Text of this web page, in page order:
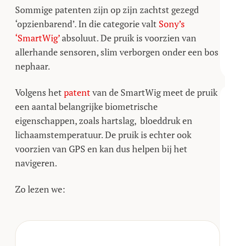
Sommige patenten zijn op zijn zachtst gezegd
‘opzienbarend’. In die categorie valt Sony’s
‘SmartWig’absoluut. De pruik is voorzien van
allerhande sensoren, slim verborgen onder een bos
nephaar.
Volgens het patentvan de SmartWig meet de pruik
een aantal belangrijke biometrische
eigenschappen, zoals hartslag, bloeddruk en
lichaamstemperatuur. De pruik is echter ook
voorzien van GPS en kan dus helpen bij het
navigeren.
Zo lezen we: